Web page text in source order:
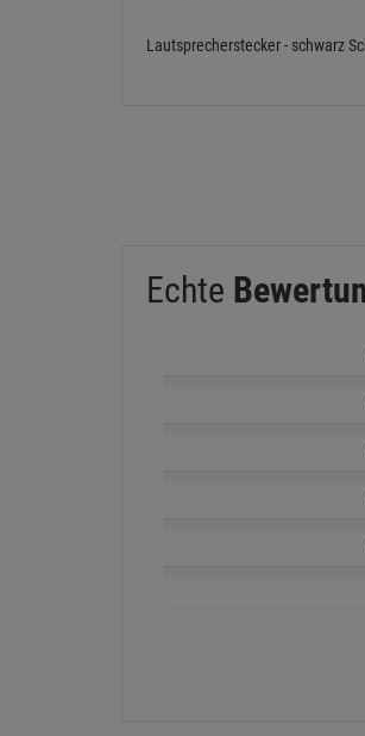
Lautsprecherstecker - schwarz
Echte